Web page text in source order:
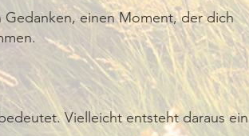
einen Moment, der dich
Vielleicht entsteht daraus ein